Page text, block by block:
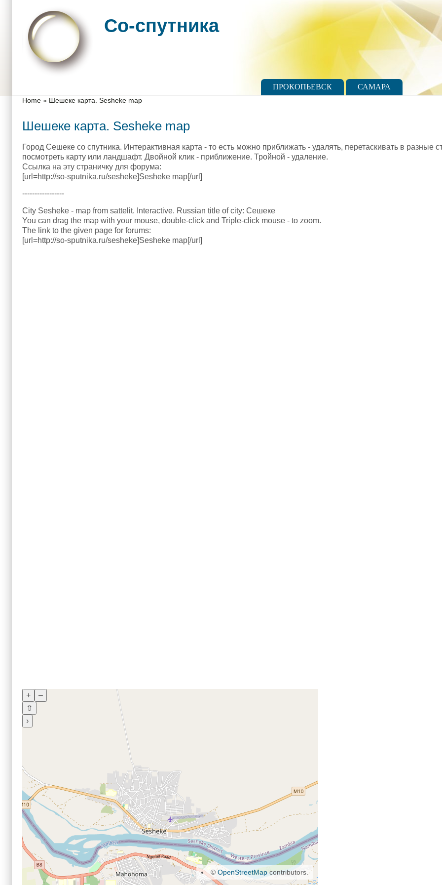
Со-спутника
ПРОКОПЬЕВСК
САМАРА
You are here
Home » Шешеке карта. Sesheke map
Шешеке карта. Sesheke map
Город Сешеке со спутника. Интерактивная карта - то есть можно приближать - удалять, перетаскивать в разные
посмотреть карту или ландшафт. Двойной клик - приближение. Тройной - удаление.
Ссылка на эту страничку для форума:
[url=http://so-sputnika.ru/sesheke]Sesheke map[/url]
-----------------
City Sesheke - map from sattelit. Interactive. Russian title of city: Сешеке
You can drag the map with your mouse, double-click and Triple-click mouse - to zoom.
The link to the given page for forums:
[url=http://so-sputnika.ru/sesheke]Sesheke map[/url]
+
–
⇧
›
©OpenStreetMapcontributors.